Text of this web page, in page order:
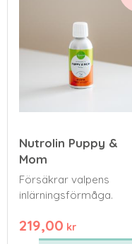
Nutrolin Puppy &
Mom
Försäkrar valpens
inlärningsförmåga.
219,00 kr